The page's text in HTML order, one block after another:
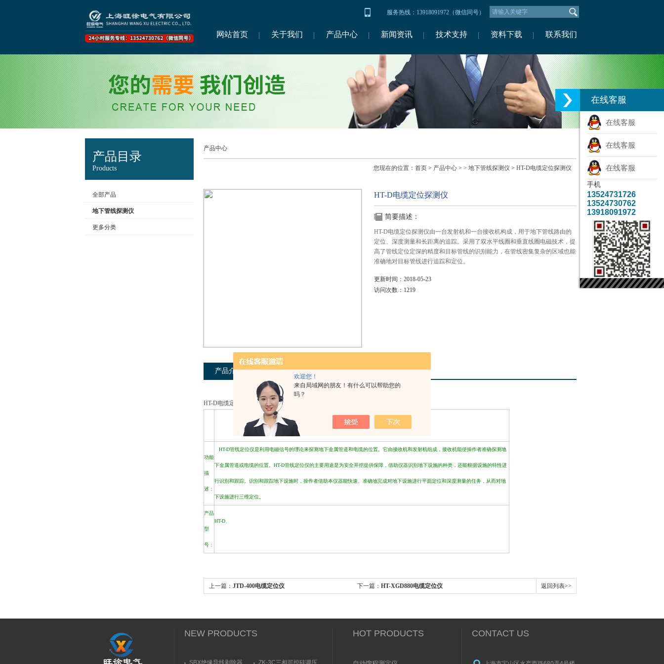
欢迎您！
来自局域网的朋友！有什么可以帮助您的
吗？
服务热线：13918091972（微信同号）
网站首页 关于我们 产品中心 新闻资讯 技术支持 资料下载 联系我们
产品目录
Products
全部产品
地下管线探测仪
更多分类
产品中心
您现在的位置： 首页 > 产品中心 > > 地下管线探测仪 > HT-D电缆定位探测仪
HT-D电缆定位探测仪
简要描述：
HT-D电缆定位探测仪由一台发射机和一台接收机构成，用于地下管线路由的
定位、深度测量和长距离的追踪。采用了双水平线圈和垂直线圈电磁技术，提
高了管线定位定深的精度和目标管线的识别能力，在管线密集复杂的区域也能
准确地对目标管线进行追踪和定位。
更新时间： 2018-05-23
访问次数： 1219
产品介绍 相关产品 留言询价
HT-D电缆定位探测仪的详细资料：
功能
描
述：
HT-D管线定位仪是利用电磁信号的理论来探测地下金属管道和电缆的位置。它由接收机和发射机组成，接收机能使操作者准确探测地
下金属管道或电缆的位置。HT-D管线定位仪的主要用途是为安全开挖提供保障，借助仪器识别地下设施的种类，还能根据设施的特性进
行识别和跟踪。识别和跟踪地下设施时，操作者借助本仪器能快速、准确地完成对地下设施进行平面定位和深度测量的任务，从而对地
下设施进行三维定位。
产品
型
号：
HT-D、
上一篇： JTD-400电缆定位仪 下一篇： HT-XGD880电缆定位仪 返回列表>>
NEW PRODUCTS
SBX绝缘导线剥除器 ZK-3C三相可控硅调压
HOT PRODUCTS CONTACT US
在线客服
在线客服
在线客服
在线客服
手机
13524731726
13524730762
13918091972